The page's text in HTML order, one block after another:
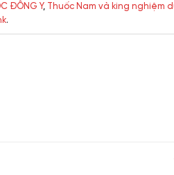
ĐÔNG Y, Thuốc Nam và king nghiệm
.